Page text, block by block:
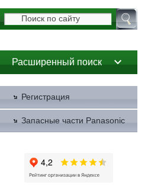
Расширенный поиск
Регистрация
Запасные части Panasonic